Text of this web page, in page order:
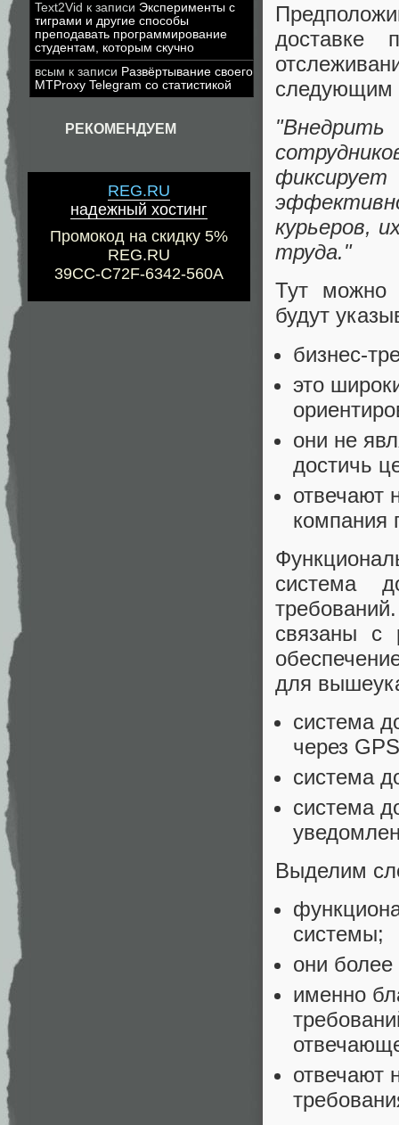
Text2Vid к записи Эксперименты с
тиграми и другие способы
преподавать программирование
студентам, которым скучно
всым к записи Развёртывание своего
MTProxy Telegram со статистикой
РЕКОМЕНДУЕМ
REG.RU
надежный хостинг
Промокод на скидку 5%
REG.RU
39CC-C72F-6342-560A
следующим
курьеров,
труда."
Тут можно
будут
бизнес-
это
они не
достичь
отвечают
компания
система
связаны с
для
система
через
система
система
Выделим
системы;
они
именно
отвечают